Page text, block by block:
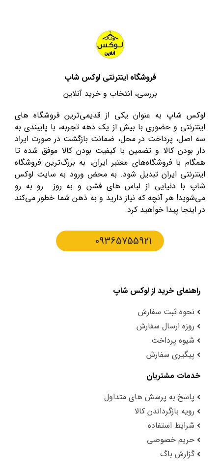
فروشگاه اینترنتی لوکس شاپ
بررسی، انتخاب و خرید آنلاین
لوکس شاپ به عنوان یکی از قدیمی‌ترین فروشگاه های
اینترنتی و حضوری با بیش از یک دهه تجربه، با پایبندی به
سه اصل، پرداخت در محل، ضمانت بازگشت در صورت ایراد
دار بودن کالا و تضمین با کیفیت بودن کالا موفق شده تا
همگام با فروشگاه‌های معتبر ایران، به بزرگ‌ترین فروشگاه
اینترنتی ایران تبدیل شود. به محض ورود به سایت لوکس
شاپ با دنیایی از لباس های فشن و به روز رو به رو
می‌شوید! هر آنچه که نیاز دارید و به ذهن شما خطور می‌کند
در اینجا پیدا خواهید کرد.
09365755921
راهنمای خرید از لوکس شاپ
نحوه ثبت سفارش
روزه ارسال سفارش
شیوه پرداخت
پیگیری سفارش
خدمات مشتریان
پاسخ به پرسش های متداول
رویه بازگرداندن کالا
شرایط استفاده
حریم خصوصی
گزارش باگ